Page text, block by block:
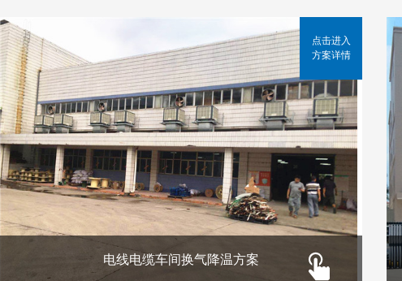
电线电缆车间换气降温方案
点击进入
方案详情